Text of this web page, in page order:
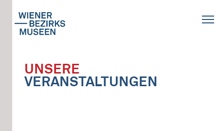
UNSERE
VERANSTALTUNGEN